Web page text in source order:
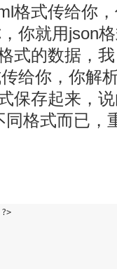
格式传给你
你就用json
式的数据，
给你，你解
保存起来，
格式而已，